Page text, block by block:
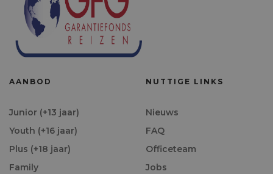
AANBOD
Junior (+13 jaar)
Youth (+16 jaar)
Plus (+18 jaar)
Family
NUTTIGE LINKS
Nieuws
FAQ
Officeteam
Jobs